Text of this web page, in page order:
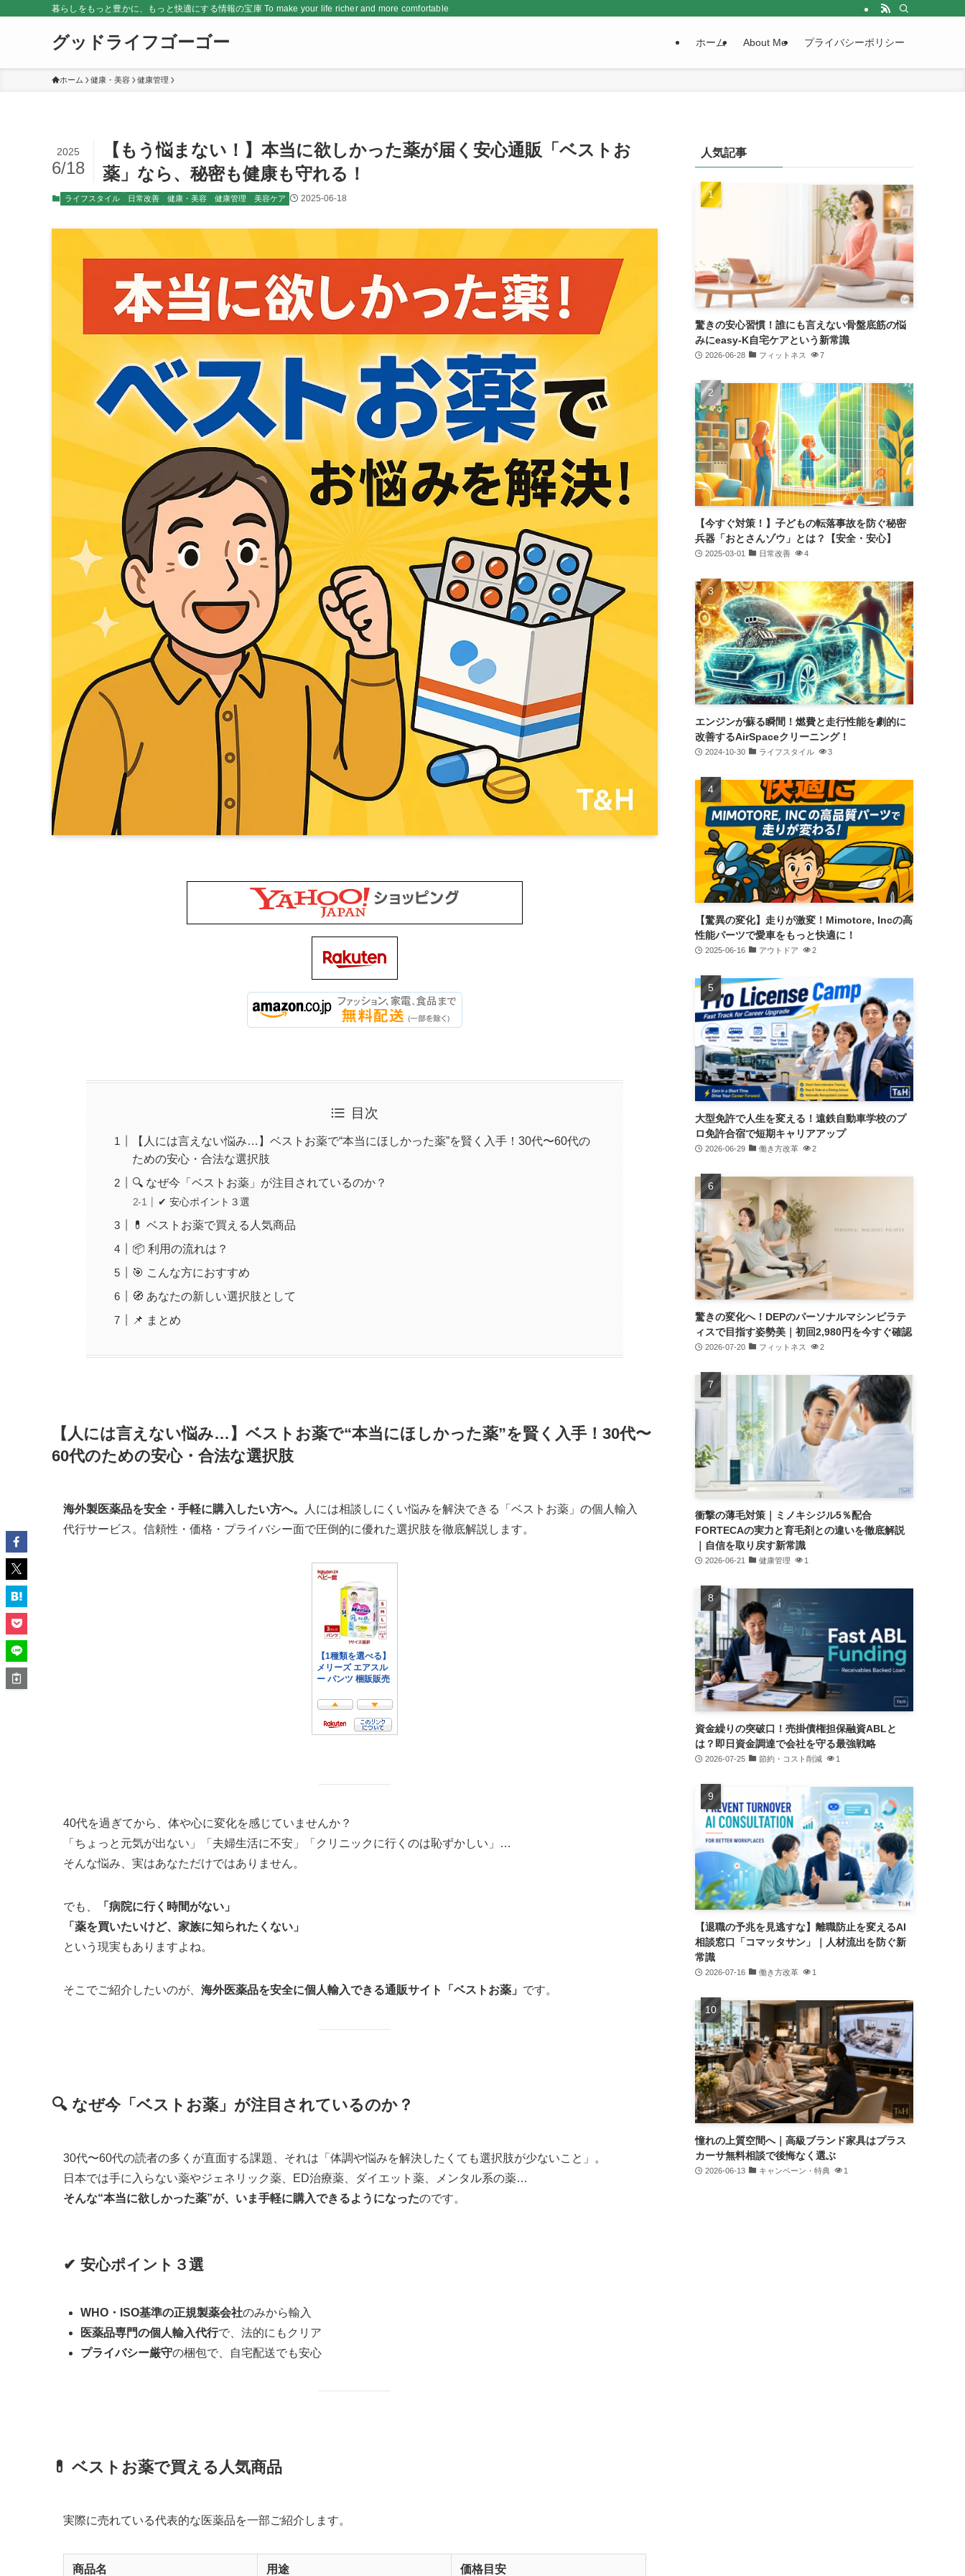
暮らしをもっと豊かに、もっと快適にする情報の宝庫 To make your life richer and more comfortable
グッドライフゴーゴー ホーム About Me プライバシーポリシー
ホーム 健康・美容 健康管理
【もう悩まない！】本当に欲しかった薬が届く安心通販「ベストお
薬」なら、秘密も健康も守れる！
2025
6/18
ライフスタイル 日常改善 健康・美容 健康管理 美容ケア 2025-06-18
目次
【人には言えない悩み…】ベストお薬で“本当にほしかった薬”を賢く入手！30代〜60代の
ための安心・合法な選択肢
🔍 なぜ今「ベストお薬」が注目されているのか？
✔ 安心ポイント３選
💊 ベストお薬で買える人気商品
📦 利用の流れは？
🎯 こんな方におすすめ
🧭 あなたの新しい選択肢として
📌 まとめ
【人には言えない悩み…】ベストお薬で“本当にほしかった薬”を賢く入手！30代〜
60代のための安心・合法な選択肢
海外製医薬品を安全・手軽に購入したい方へ。
人には相談しにくい悩みを解決できる「ベストお薬」の個人輸入
代行サービス。信頼性・価格・プライバシー面で圧倒的に優れた選択肢を徹底解説します。
40代を過ぎてから、体や心に変化を感じていませんか？
「ちょっと元気が出ない」「夫婦生活に不安」「クリニックに行くのは恥ずかしい」…
そんな悩み、実はあなただけではありません。
でも、
「病院に行く時間がない」
「薬を買いたいけど、家族に知られたくない」
という現実もありますよね。
そこでご紹介したいのが、 海外医薬品を安全に個人輸入できる通販サイト「ベストお薬」 です。
🔍 なぜ今「ベストお薬」が注目されているのか？
30代〜60代の読者の多くが直面する課題、それは「体調や悩みを解決したくても選択肢が少ないこと」。
日本では手に入らない薬やジェネリック薬、ED治療薬、ダイエット薬、メンタル系の薬…
そんな“本当に欲しかった薬”が、いま手軽に購入できるようになったのです。
✔ 安心ポイント３選
WHO・ISO基準の正規製薬会社のみから輸入
医薬品専門の個人輸入代行で、法的にもクリア
プライバシー厳守の梱包で、自宅配送でも安心
💊 ベストお薬で買える人気商品
実際に売れている代表的な医薬品を一部ご紹介します。
商品名 用途 価格目安
人気記事
驚きの安心習慣！誰にも言えない骨盤底筋の悩
みにeasy-K自宅ケアという新常識
2026-06-28 フィットネス 7
【今すぐ対策！】子どもの転落事故を防ぐ秘密
兵器「おとさんゾウ」とは？【安全・安心】
2025-03-01 日常改善 4
エンジンが蘇る瞬間！燃費と走行性能を劇的に
改善するAirSpaceクリーニング！
2024-10-30 ライフスタイル 3
【驚異の変化】走りが激変！Mimotore, Incの高
性能パーツで愛車をもっと快適に！
2025-06-16 アウトドア 2
大型免許で人生を変える！遠鉄自動車学校のプ
ロ免許合宿で短期キャリアアップ
2026-06-29 働き方改革 2
驚きの変化へ！DEPのパーソナルマシンピラテ
ィスで目指す姿勢美｜初回2,980円を今すぐ確認
2026-07-20 フィットネス 2
衝撃の薄毛対策｜ミノキシジル5％配合
FORTECAの実力と育毛剤との違いを徹底解説
｜自信を取り戻す新常識
2026-06-21 健康管理 1
資金繰りの突破口！売掛債権担保融資ABLと
は？即日資金調達で会社を守る最強戦略
2026-07-25 節約・コスト削減 1
【退職の予兆を見逃すな】離職防止を変えるAI
相談窓口「コマッタサン」｜人材流出を防ぐ新
常識
2026-07-16 働き方改革 1
憧れの上質空間へ｜高級ブランド家具はプラス
カーサ無料相談で後悔なく選ぶ
2026-06-13 キャンペーン・特典 1